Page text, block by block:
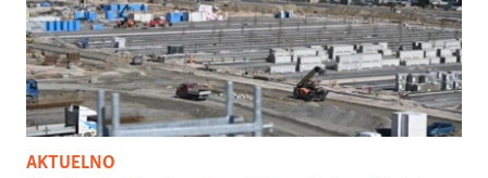
AKTUELNO